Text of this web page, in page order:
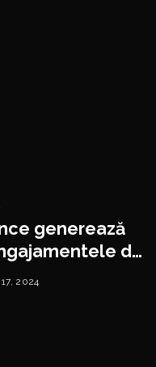
generează
de
în Europa
2024